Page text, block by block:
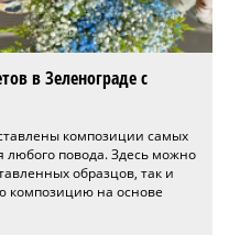
в Зеленограде с
композиции самых
любого повода. Здесь можно
образцов, так и
композицию на основе